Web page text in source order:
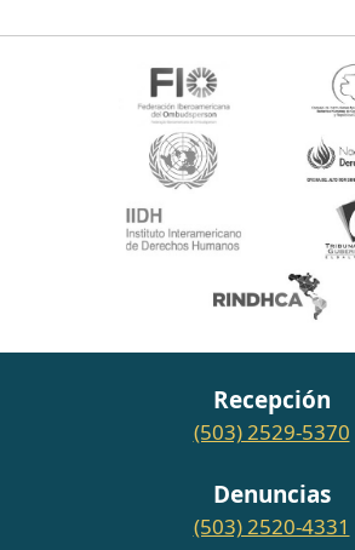
Recepción
(503) 2529-5370
Denuncias
(503) 2520-4331